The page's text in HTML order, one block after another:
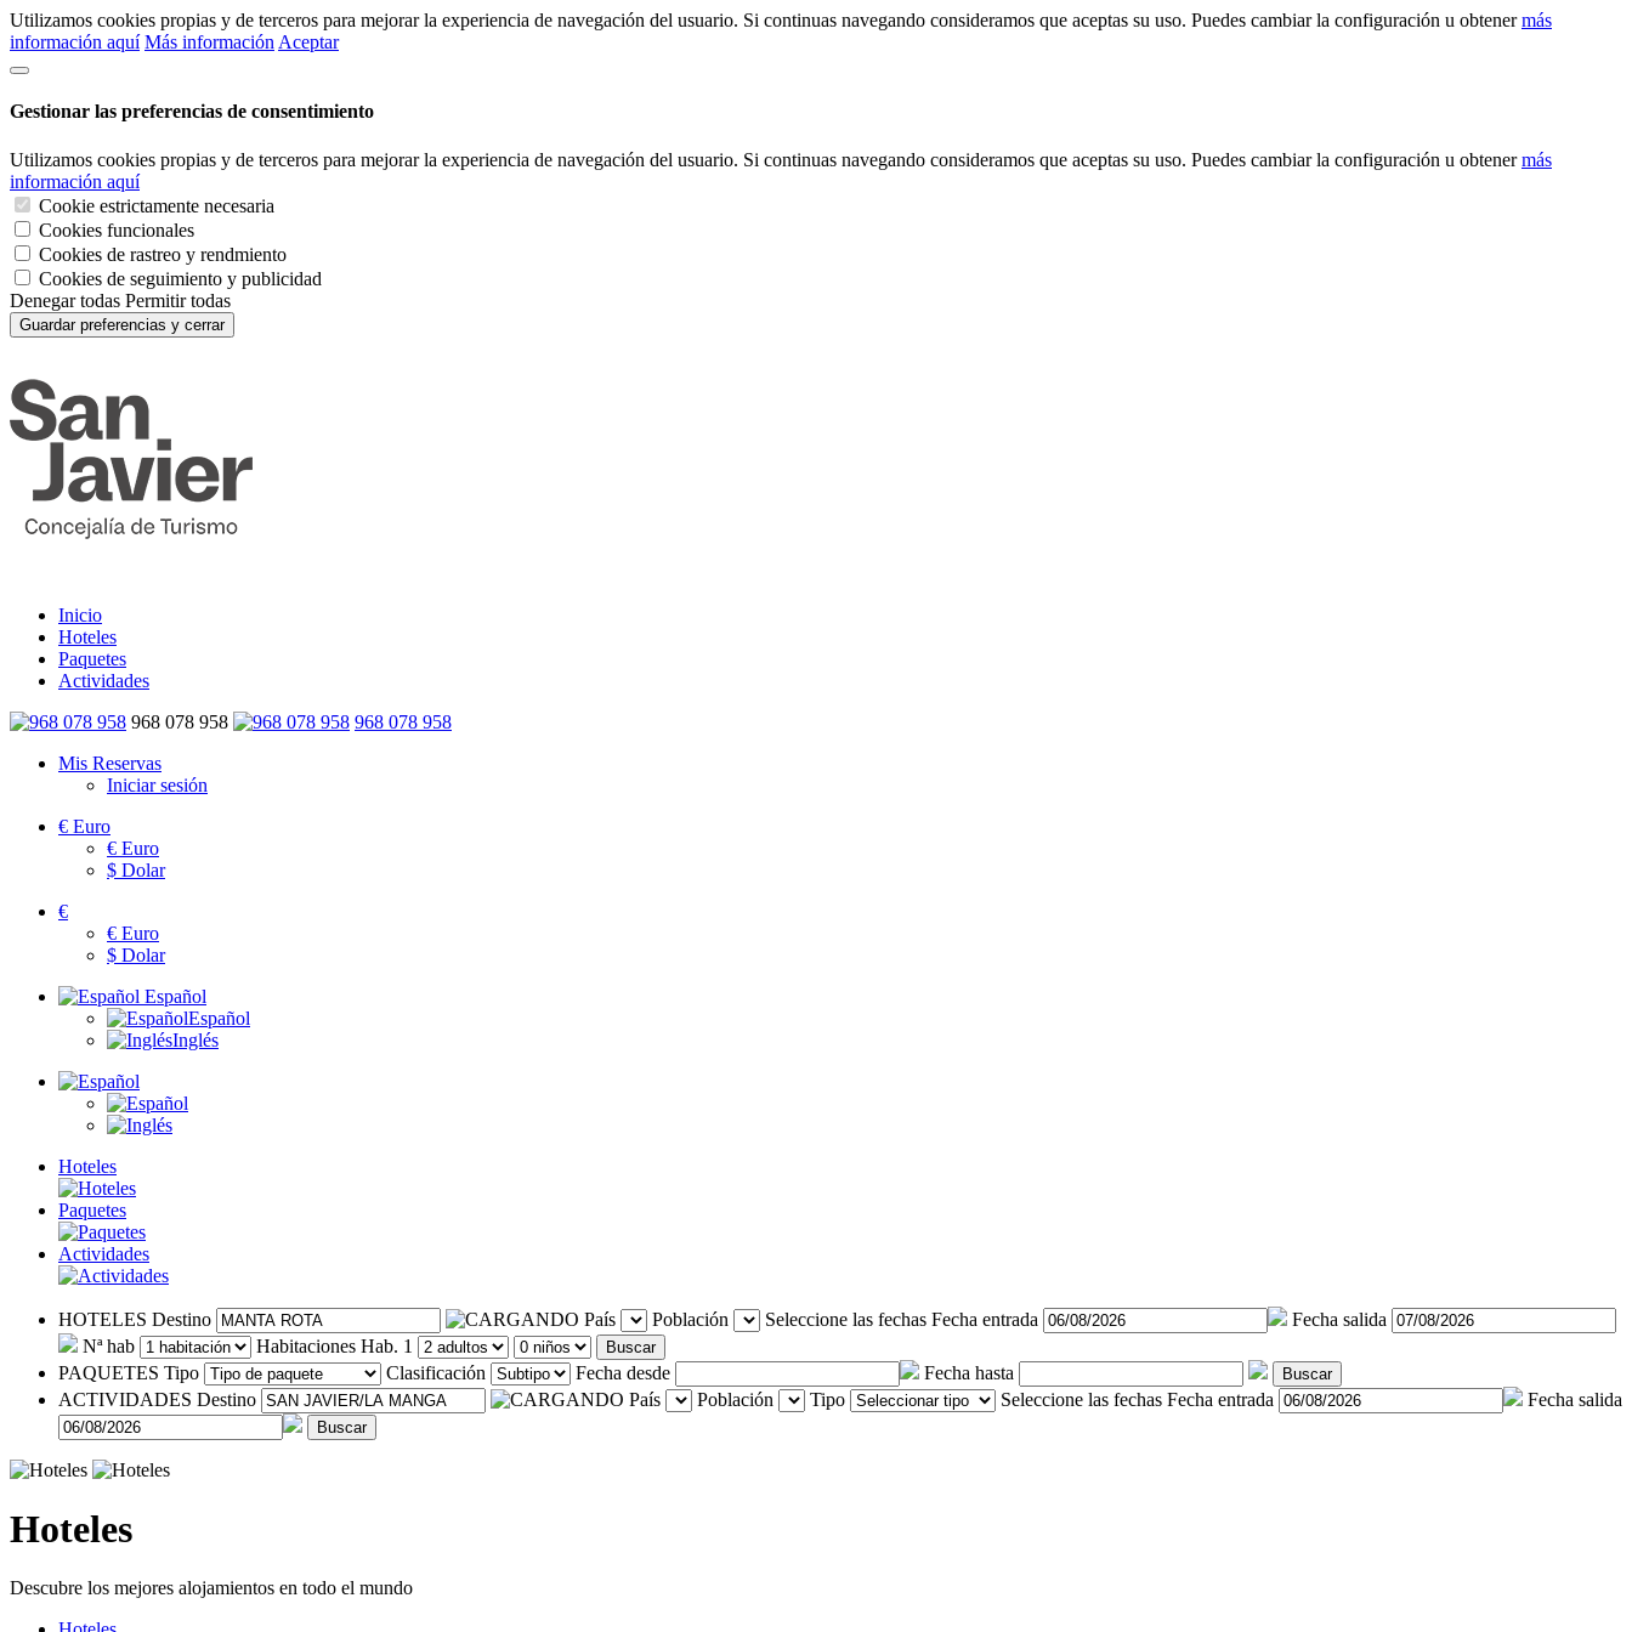
Utilizamos cookies propias y de terceros para mejorar la experiencia de navegación del usuario. Si continuas navegando consideramos que aceptas su uso. Puedes cambiar la configuración u obtenermás
información aquí Más información Aceptar
Gestionar las preferencias de consentimiento
Utilizamos cookies propias y de terceros para mejorar la experiencia de navegación del usuario. Si continuas navegando consideramos que aceptas su uso. Puedes cambiar la configuración u obtenermás
información aquí
Cookie estrictamente necesaria
Cookies funcionales
Cookies de rastreo y rendmiento
Cookies de seguimiento y publicidad
Denegar todas Permitir todas
Guardar preferencias y cerrar
Inicio
Hoteles
Paquetes
Actividades
968 078 958
968 078 958
Mis Reservas
Iniciar sesión
€ Euro
€ Euro
$ Dolar
€
€ Euro
$ Dolar
Español
Español
Inglés
Hoteles
Paquetes
Actividades
HOTELES Destino País Población Seleccione las fechas Fecha entrada
Fecha salida
Nª hab
Habitaciones Hab. 1 Buscar
PAQUETES Tipo Clasificación Fecha desde Fecha hasta Buscar
ACTIVIDADES Destino País Población Tipo Seleccione las fechas Fecha entrada Fecha salida
Buscar
Hoteles
Descubre los mejores alojamientos en todo el mundo